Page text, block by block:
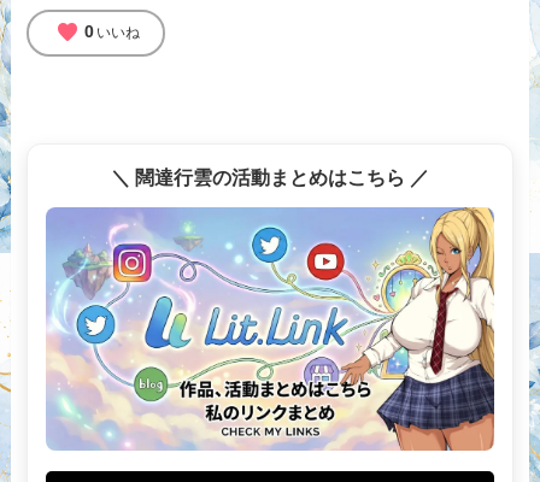
favorite 0 いいね
＼ 闊達行雲の活動まとめはこちら ／